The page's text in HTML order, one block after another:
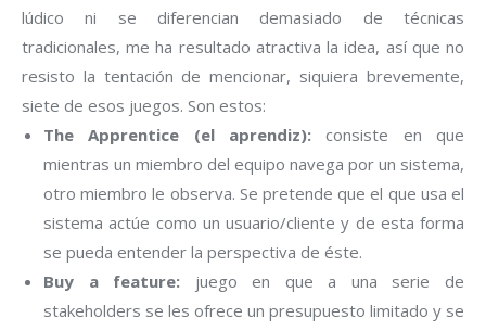
lúdico ni se diferencian demasiado de técnicas
tradicionales, me ha resultado atractiva la idea, así que no
resisto la tentación de mencionar, siquiera brevemente,
siete de esos juegos. Son estos:
The Apprentice (el aprendiz): consiste en que
mientras un miembro del equipo navega por un sistema,
otro miembro le observa. Se pretende que el que usa el
sistema actúe como un usuario/cliente y de esta forma
se pueda entender la perspectiva de éste.
Buy a feature: juego en que a una serie de
stakeholders se les ofrece un presupuesto limitado y se